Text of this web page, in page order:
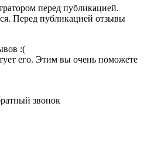
перед публикацией.
Перед публикацией отзывы
:(
его. Этим вы очень поможете
звонок